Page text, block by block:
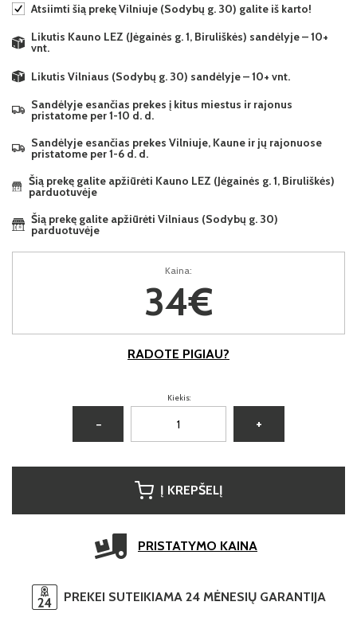
Atsiimti šią prekę Vilniuje (Sodybų g. 30) galite iš karto!
Likutis Kauno LEZ (Jėgainės g. 1, Biruliškės) sandėlyje – 10+
vnt.
Likutis Vilniaus (Sodybų g. 30) sandėlyje – 10+ vnt.
Sandėlyje esančias prekes į kitus miestus ir rajonus
pristatome per 1-10 d. d.
Sandėlyje esančias prekes Vilniuje, Kaune ir jų rajonuose
pristatome per 1-6 d. d.
Šią prekę galite apžiūrėti Kauno LEZ (Jėgainės g. 1, Biruliškės)
parduotuvėje
Šią prekę galite apžiūrėti Vilniaus (Sodybų g. 30)
parduotuvėje
Kaina:
34€
RADOTE PIGIAU?
Kiekis:
− +
Į KREPŠELĮ
PRISTATYMO KAINA
PREKEI SUTEIKIAMA 24 MĖNESIŲ GARANTIJA